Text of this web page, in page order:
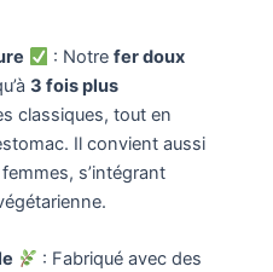
: Notrefer doux
3 fois plus
classiques, tout en
Il convient aussi
s’intégrant
: Fabriqué avec des